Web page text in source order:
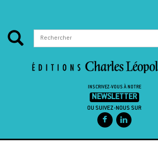
INSCRIVEZ-VOUS À NOTRE
NEWSLETTER
OU SUIVEZ-NOUS SUR